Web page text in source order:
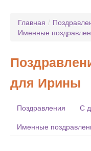
Главная /
Именные
для Ирины
Поздравления
С
Именные